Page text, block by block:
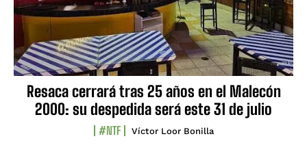
Resaca cerrará tras 25 años en el Malecón
2000: su despedida será este 31 de julio
#NTF Víctor Loor Bonilla